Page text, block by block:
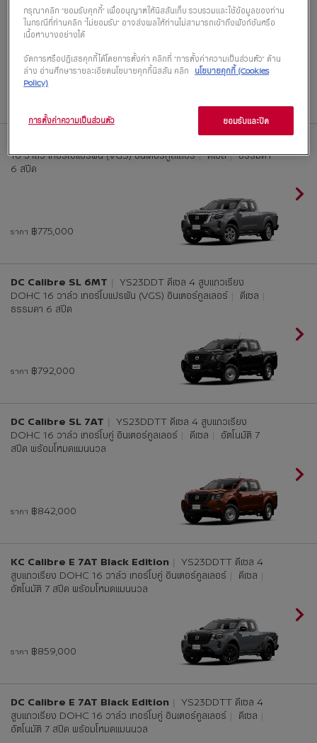
DOHC 16 วาล์ว เทอร์โบคู่ อินเตอร์คูลเลอร์
ดีเซล
อัตโนมัติ 7
สปีด พร้อมโหมดแมนนวล
฿758,000
16 วาล์ว เทอร์โบแปรผัน (VGS) อินเตอร์คูลเลอร์
ดีเซล
ธรรมดา
6 สปีด
ราคา ฿775,000
DC Calibre SL 6MT
YS23DDT ดีเซล 4 สูบแถวเรียง
DOHC 16 วาล์ว เทอร์โบแปรผัน (VGS) อินเตอร์คูลเลอร์
ดีเซล
ธรรมดา 6 สปีด
ราคา ฿792,000
DC Calibre SL 7AT
YS23DDTT ดีเซล 4 สูบแถวเรียง
DOHC 16 วาล์ว เทอร์โบคู่ อินเตอร์คูลเลอร์
ดีเซล
อัตโนมัติ 7
สปีด พร้อมโหมดแมนนวล
ราคา ฿842,000
KC Calibre E 7AT Black Edition
YS23DDTT ดีเซล 4
สูบแถวเรียง DOHC 16 วาล์ว เทอร์โบคู่ อินเตอร์คูลเลอร์
ดีเซล
อัตโนมัติ 7 สปีด พร้อมโหมดแมนนวล
ราคา ฿859,000
DC Calibre E 7AT Black Edition
YS23DDTT ดีเซล 4
สูบแถวเรียง DOHC 16 วาล์ว เทอร์โบคู่ อินเตอร์คูลเลอร์
ดีเซล
อัตโนมัติ 7 สปีด พร้อมโหมดแมนนวล
กรุณาคลิก “ยอมรับคุกกี้” เพื่ออนุญาตให้นิสสันเก็บ รวบรวมและใช้ข้อมูลของท่าน
ในกรณีที่ท่านคลิก “ไม่ยอมรับ” อาจส่งผลให้ท่านไม่สามารถเข้าถึงฟังก์ชันหรือ
เนื้อหาบางอย่างได้
จัดการหรือปฏิเสธคุกกี้ได้โดยการตั้งค่า คลิกที่ “การตั้งค่าความเป็นส่วนตัว” ด้าน
ล่าง อ่านศึกษารายละเอียดนโยบายคุกกี้นิสสัน คลิก
นโยบายคุกกี้ (Cookies
Policy)
ยอมรับและปิด
การตั้งค่าความเป็นส่วนตัว